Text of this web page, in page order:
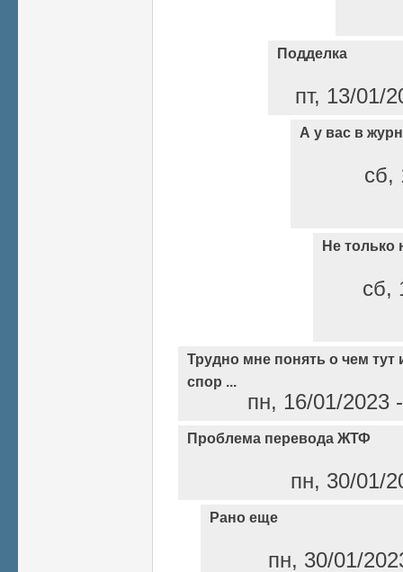
Подделка
пт, 13/01/
А у вас в
сб,
Не только
сб,
Трудно мне понять о чем тут
спор ...
пн, 16/01/
Проблема перевода ЖТФ
пн, 30/01/
Рано еще
пн, 30/01/